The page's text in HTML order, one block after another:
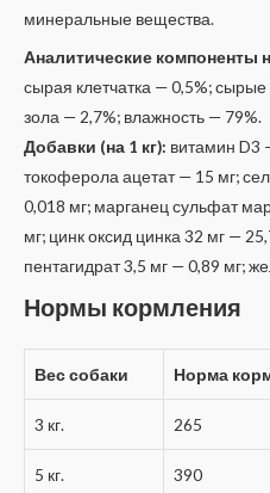
минеральные вещества.
Аналитические компоненты
сырая клетчатка — 0,5%;
зола — 2,7%; влажность — 79%.
Добавки (на 1 кг): витамин D3
токоферола ацетат — 15 мг;
0,018 мг; марганец сульфат
мг; цинк оксид цинка 32 мг —
пентагидрат 3,5 мг — 0,89 мг;
Нормы кормления
Вес собаки Норма
3 кг. 265
5 кг. 390